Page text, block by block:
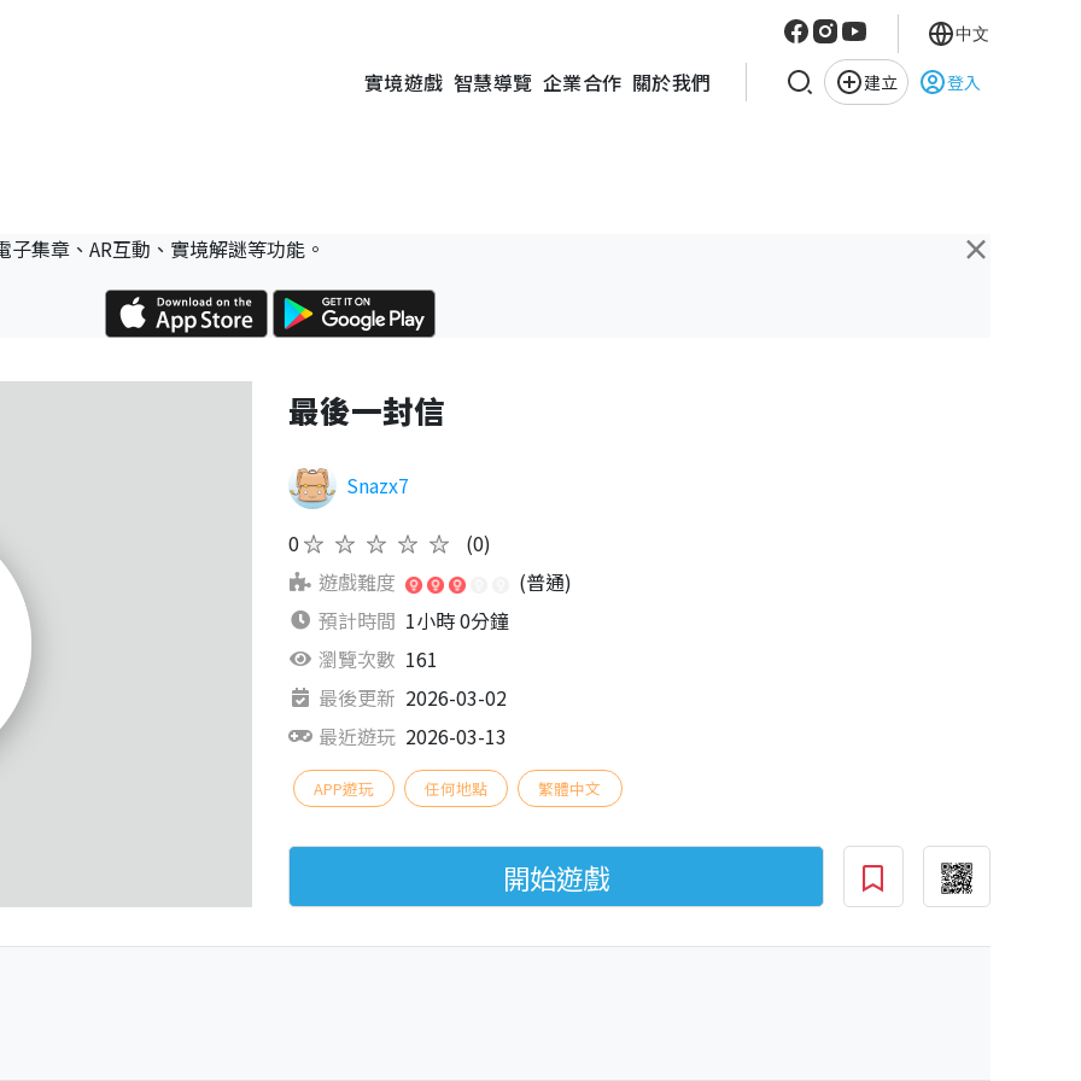
實境遊戲 智慧導覽 企業合作 關於我們 建立 登入
中文
×
集章、AR互動、實境解謎等功能。
最後一封信
Snazx7
0★★★★★
(0)
遊戲難度
(普通)
預計時間 1小時 0分鐘
瀏覽次數 161
最後更新 2026-03-02
最近遊玩 2026-03-13
APP遊玩 任何地點 繁體中文
開始遊戲